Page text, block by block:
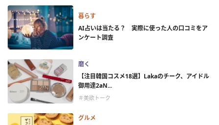
暮らす
AI占いは当たる？ 実際に使った人の口コミをア
ンケート調査
磨く
【注目韓国コスメ18選】Lakaのチーク、アイドル
御用達2aN...
＃美欲トーク
グルメ